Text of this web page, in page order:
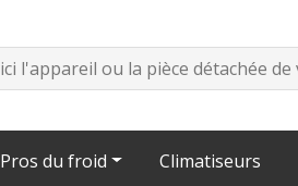
Pros du froid Climatiseurs